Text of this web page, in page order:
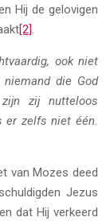
Hij de gelovigen
[2].
ook niet
die God
zij nutteloos
er zelfs niet één.
van Mozes deed
Jezus
dat Hij verkeerd